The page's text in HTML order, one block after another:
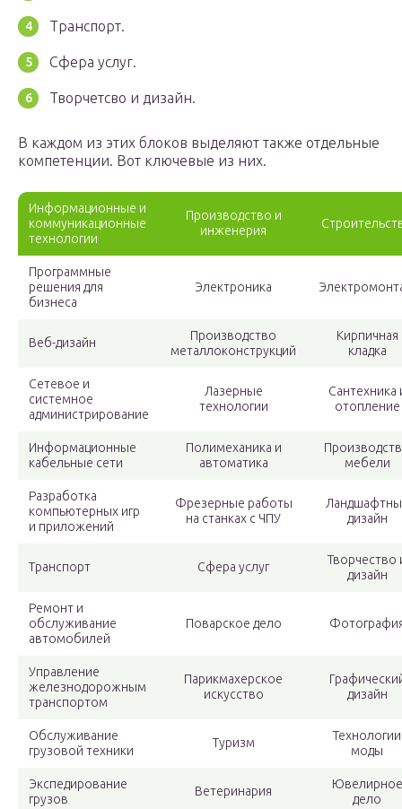
Транспорт.
Сфера услуг.
Творчетсво и дизайн.
В каждом из этих блоков выделяют также отдельные
компетенции. Вот ключевые из них.
Информационные и
коммуникационные
технологии
Производство и
инженерия
Программные
решения для
бизнеса
Электроника
Веб-дизайн
Производство
металлоконструкций
Кирпичная
кладка
Сетевое и
системное
администрирование
Лазерные
технологии
Сантехника
отопление
Информационные
кабельные сети
Полимеханика и
автоматика
мебели
Разработка
компьютерных игр
и приложений
Фрезерные работы
на станках с ЧПУ
дизайн
Транспорт Сфера услуг
Творчество
дизайн
Ремонт и
обслуживание
автомобилей
Поварское дело
Управление
железнодорожным
транспортом
Парикмахерское
искусство
дизайн
Обслуживание
грузовой техники
Туризм
Технологии
моды
Экспедирование
грузов
Ветеринария
Ювелирное
дело